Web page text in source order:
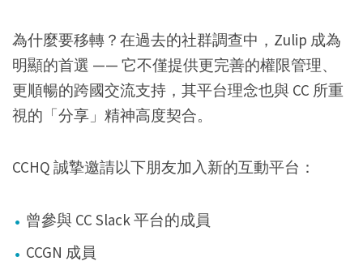
為什麼要移轉？在過去的社群調查中，Zulip 成為
明顯的首選 —— 它不僅提供更完善的權限管理、
更順暢的跨國交流支持，其平台理念也與 CC 所重
視的「分享」精神高度契合。
CCHQ 誠摯邀請以下朋友加入新的互動平台：
曾參與 CC Slack 平台的成員
CCGN 成員